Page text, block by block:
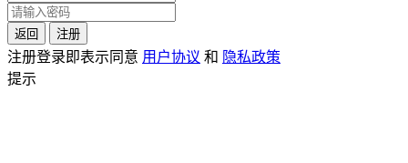
返回 注册
注册登录即表示同意 用户协议 和 隐私政策
提示